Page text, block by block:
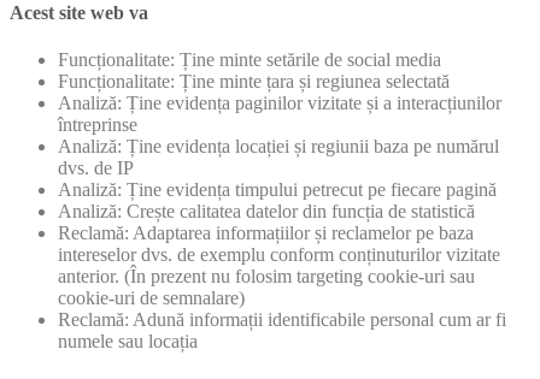
Acest site web va
Funcționalitate: Ține minte setările de social media
Funcționalitate: Ține minte țara și regiunea selectată
Analiză: Ține evidența paginilor vizitate și a interacțiunilor
întreprinse
Analiză: Ține evidența locației și regiunii baza pe numărul
dvs. de IP
Analiză: Ține evidența timpului petrecut pe fiecare pagină
Analiză: Crește calitatea datelor din funcția de statistică
Reclamă: Adaptarea informațiilor și reclamelor pe baza
intereselor dvs. de exemplu conform conținuturilor vizitate
anterior. (În prezent nu folosim targeting cookie-uri sau
cookie-uri de semnalare)
Reclamă: Adună informații identificabile personal cum ar fi
numele sau locația